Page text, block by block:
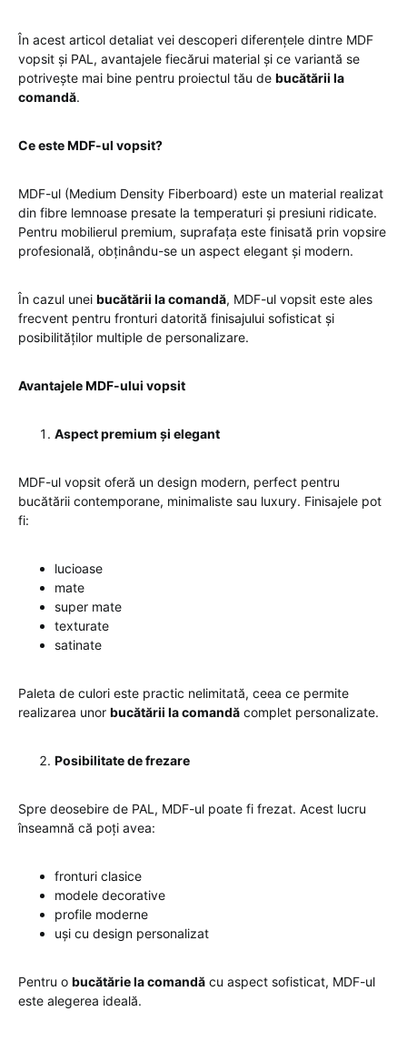
În acest articol detaliat vei descoperi diferențele dintre MDF
vopsit și PAL, avantajele fiecărui material și ce variantă se
potrivește mai bine pentru proiectul tău de bucătării la
comandă.
Ce este MDF-ul vopsit?
MDF-ul (Medium Density Fiberboard) este un material realizat
din fibre lemnoase presate la temperaturi și presiuni ridicate.
Pentru mobilierul premium, suprafața este finisată prin vopsire
profesională, obținându-se un aspect elegant și modern.
În cazul unei bucătării la comandă, MDF-ul vopsit este ales
frecvent pentru fronturi datorită finisajului sofisticat și
posibilităților multiple de personalizare.
Avantajele MDF-ului vopsit
Aspect premium și elegant
MDF-ul vopsit oferă un design modern, perfect pentru
bucătării contemporane, minimaliste sau luxury. Finisajele pot
fi:
lucioase
mate
super mate
texturate
satinate
Paleta de culori este practic nelimitată, ceea ce permite
realizarea unor bucătării la comandă complet personalizate.
Posibilitate de frezare
Spre deosebire de PAL, MDF-ul poate fi frezat. Acest lucru
înseamnă că poți avea:
fronturi clasice
modele decorative
profile moderne
uși cu design personalizat
Pentru o bucătărie la comandă cu aspect sofisticat, MDF-ul
este alegerea ideală.